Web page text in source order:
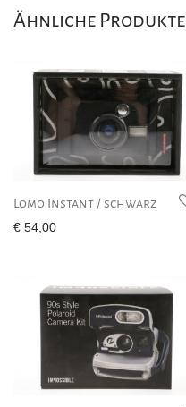
Ähnliche Produkte
Lomo Instant / schwarz
€ 54,00